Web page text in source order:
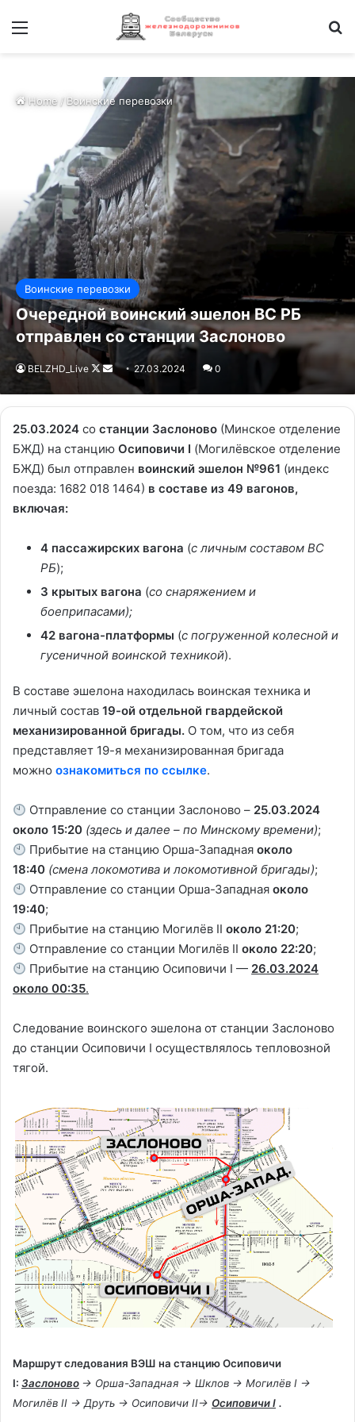
Home/Воинские перевозки
Воинские перевозки
Очередной воинский эшелон ВС РБ
отправлен со станции Заслоново
BELZHD_Live
Follow
X
Send
email
27.03.2024 0
25.03.2024 со станции Заслоново (Минское отделение
БЖД) на станцию Осиповичи I (Могилёвское отделение
БЖД) был отправлен воинский эшелон №961 (индекс
поезда: 1682 018 1464) в составе из 49 вагонов,
включая:
4 пассажирских вагона (с личным составом ВС
РБ);
3 крытых вагона (со снаряжением и
боеприпасами);
42 вагона-платформы (с погруженной колесной и
гусеничной воинской техникой).
В составе эшелона находилась воинская техника и
личный состав 19-ой отдельной гвардейской
механизированной бригады. О том, что из себя
представляет 19-я механизированная бригада
можно ознакомиться по ссылке.
Отправление со станции Заслоново – 25.03.2024
около 15:20 (здесь и далее – по Минскому времени);
Прибытие на станцию Орша-Западнаяоколо
18:40 (смена локомотива и локомотивной бригады);
Отправление со станции Орша-Западнаяоколо
19:40;
Прибытие на станцию Могилёв IIоколо 21:20;
Отправление со станции Могилёв IIоколо 22:20;
Прибытие на станцию Осиповичи I — 26.03.2024
около 00:35.
Следование воинского эшелона от станции Заслоново
до станции Осиповичи I осуществлялось тепловозной
тягой.
Маршрут следования ВЭШ на станциюОсиповичи
I: Заслоново → Орша-Западная → Шклов → Могилёв I →
Могилёв II → Друть → Осиповичи II→ Осиповичи I .